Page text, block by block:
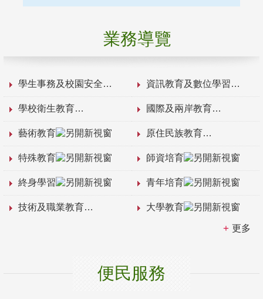
業務導覽
學生事務及校園安全 資訊教育及數位學習
學校衛生教育 國際及兩岸教育
藝術教育 原住民族教育
特殊教育 師資培育
終身學習 青年培育
技術及職業教育 大學教育
更多
便民服務